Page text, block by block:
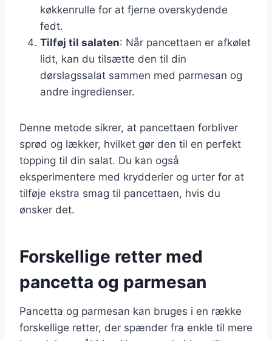
køkkenrulle for at fjerne overskydende
fedt.
Tilføj til salaten: Når pancettaen er afkølet
lidt, kan du tilsætte den til din
dørslagssalat sammen med parmesan og
andre ingredienser.
Denne metode sikrer, at pancettaen forbliver
sprød og lækker, hvilket gør den til en perfekt
topping til din salat. Du kan også
eksperimentere med krydderier og urter for at
tilføje ekstra smag til pancettaen, hvis du
ønsker det.
Forskellige retter med
pancetta og parmesan
Pancetta og parmesan kan bruges i en række
forskellige retter, der spænder fra enkle til mere